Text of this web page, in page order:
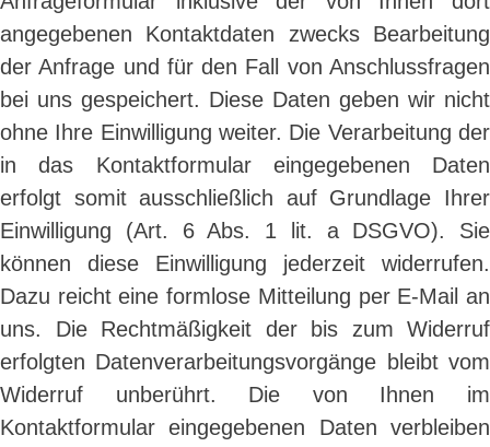
angegebenen Kontaktdaten zwecks Bearbeitung
der Anfrage und für den Fall von Anschlussfragen
bei uns gespeichert. Diese Daten geben wir nicht
ohne Ihre Einwilligung weiter. Die Verarbeitung der
in das Kontaktformular eingegebenen Daten
erfolgt somit ausschließlich auf Grundlage Ihrer
Einwilligung (Art. 6 Abs. 1 lit. a DSGVO). Sie
können diese Einwilligung jederzeit widerrufen.
Dazu reicht eine formlose Mitteilung per E-Mail an
uns. Die Rechtmäßigkeit der bis zum Widerruf
erfolgten Datenverarbeitungsvorgänge bleibt vom
Widerruf unberührt. Die von Ihnen im
Kontaktformular eingegebenen Daten verbleiben